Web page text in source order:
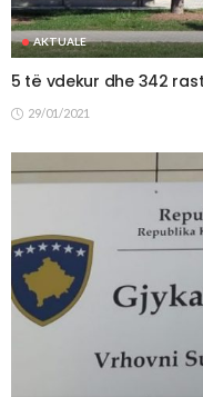
AKTUALE
5 të vdekur dhe 342
29/01/2021